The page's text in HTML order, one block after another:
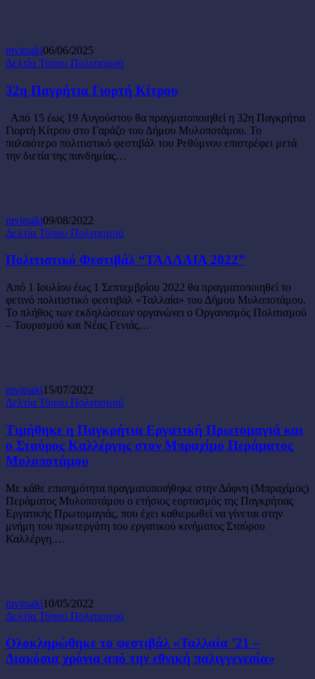
mvitsaki06/06/2025
32η
Γιορτή
Κίτρου
Δελτία Τύπου Πολιτισμού
32η Παγρήτια Γιορτή Κίτρου
Από 15 έως 19 Αυγούστου θα πραγματοποιηθεί η 32η Παγκρήτια
Γιορτή Κίτρου στο Γαράζο του Δήμου Μυλοποτάμου. Το
παλαιότερο πολιτιστικό φεστιβάλ του Ρεθύμνου επιστρέφει μετά
την διετία της πανδημίας…
mvitsaki09/08/2022
Πολιτιστικό
“ΤΑΛΛΑΙΑ
Δελτία Τύπου Πολιτισμού
Πολιτιστικό Φεστιβάλ “ΤΑΛΛΑΙΑ 2022”
Από 1 Ιουλίου έως 1 Σεπτεμβρίου 2022 θα πραγματοποιηθεί το
φετινό πολιτιστικό φεστιβάλ «Ταλλαία» του Δήμου Μυλοποτάμου.
Το πλήθος των εκδηλώσεων οργανώνει ο Οργανισμός Πολιτισμού
– Τουρισμού και Νέας Γενιάς…
mvitsaki15/07/2022
Τιμήθηκε
Παγκρήτια
Εργατική
Πρωτομαγιά
και
Σταύρος
Καλλέργης
στον
Μπραχίμο
Περάματος
Δελτία Τύπου Πολιτισμού
Τιμήθηκε η Παγκρήτια Εργατική Πρωτομαγιά και
ο Σταύρος Καλλέργης στον Μπραχίμο Περάματος
Μυλοποτάμου
Με κάθε επισημότητα πραγματοποιήθηκε στην Δάφνη (Μπραχίμος)
Περάματος Μυλοποτάμου ο ετήσιος εορτασμός της Παγκρήτιας
Εργατικής Πρωτομαγιάς, που έχει καθιερωθεί να γίνεται στην
μνήμη του πρωτεργάτη του εργατικού κινήματος Σταύρου
Καλλέργη.…
mvitsaki10/05/2022
Ολοκληρώθηκε
φεστιβάλ
«Ταλλαία
’21
Δελτία Τύπου Πολιτισμού
Ολοκληρώθηκε το φεστιβάλ «Ταλλαία ’21 –
Διακόσια χρόνια από την εθνική παλιγγενεσία»